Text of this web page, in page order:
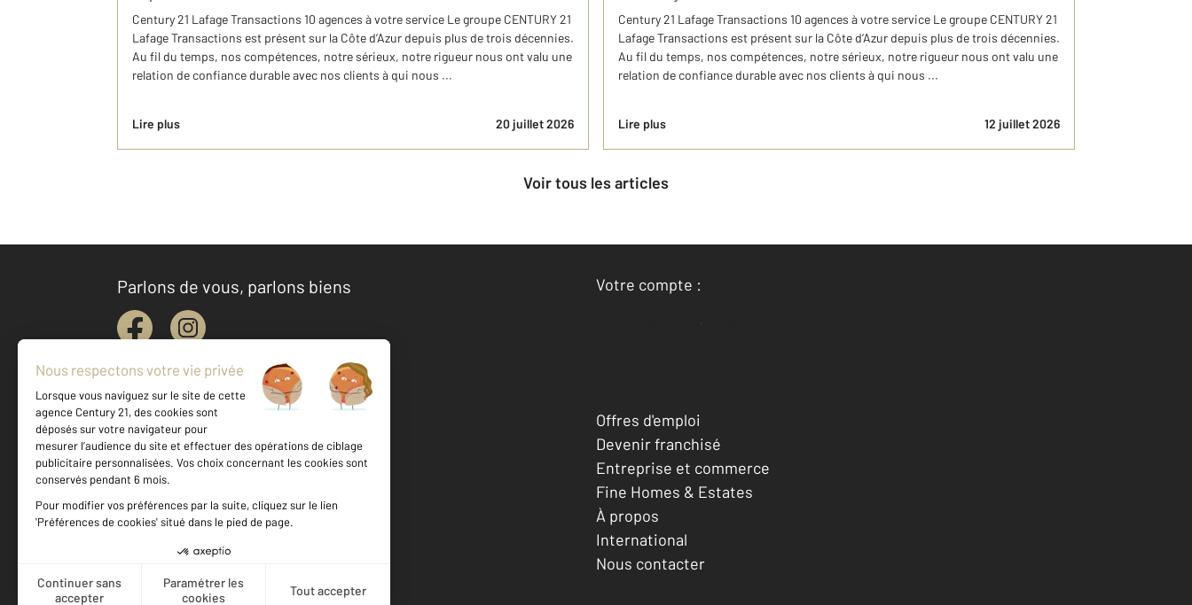
Century 21 Lafage Transactions 10 agences à votre service Le groupe CENTURY 21
Lafage Transactions est présent sur la Côte d’Azur depuis plus de trois décennies.
Au fil du temps, nos compétences, notre sérieux, notre rigueur nous ont valu une
relation de confiance durable avec nos clients à qui nous ...
Lire plus 20 juillet 2026
Century 21 Lafage Transactions 10 agences à votre service Le groupe CENTURY 21
Lafage Transactions est présent sur la Côte d’Azur depuis plus de trois décennies.
Au fil du temps, nos compétences, notre sérieux, notre rigueur nous ont valu une
relation de confiance durable avec nos clients à qui nous ...
Lire plus 12 juillet 2026
Voir tous les articles
Parlons de vous, parlons biens
Votre compte :
Accéder à mon compte
Votre agence est notée
Achat
Offres d'emploi
Devenir franchisé
Entreprise et commerce
Fine Homes & Estates
À propos
International
Nous contacter